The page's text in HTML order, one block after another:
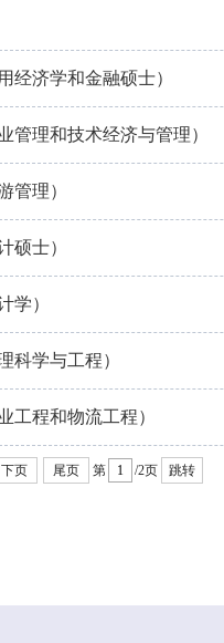
经济学和金融硕士）
管理和技术经济与管理）
管理）
硕士）
学）
科学与工程）
工程和物流工程）
下页 尾页 第 /2页 跳转